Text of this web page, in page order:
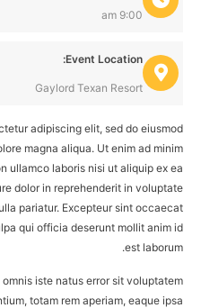
9:00 am
Event Location:
Gaylord Texan Resort
adipiscing elit, sed do eiusmod
magna aliqua. Ut enim ad minim
ullamco laboris nisi ut aliquip ex ea
dolor in reprehenderit in voluptate
pariatur. Excepteur sint occaecat
qui officia deserunt mollit anim id
est laborum.
iste natus error sit voluptatem
totam rem aperiam, eaque ipsa